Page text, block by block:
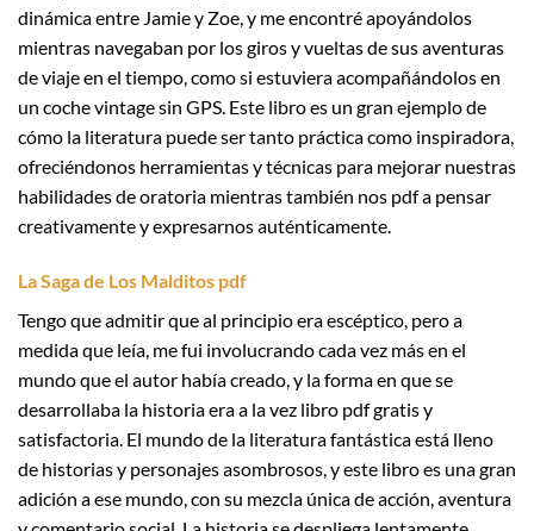
dinámica entre Jamie y Zoe, y me encontré apoyándolos
mientras navegaban por los giros y vueltas de sus aventuras
de viaje en el tiempo, como si estuviera acompañándolos en
un coche vintage sin GPS. Este libro es un gran ejemplo de
cómo la literatura puede ser tanto práctica como inspiradora,
ofreciéndonos herramientas y técnicas para mejorar nuestras
habilidades de oratoria mientras también nos pdf a pensar
creativamente y expresarnos auténticamente.
La Saga de Los Malditos pdf
Tengo que admitir que al principio era escéptico, pero a
medida que leía, me fui involucrando cada vez más en el
mundo que el autor había creado, y la forma en que se
desarrollaba la historia era a la vez libro pdf gratis y
satisfactoria. El mundo de la literatura fantástica está lleno
de historias y personajes asombrosos, y este libro es una gran
adición a ese mundo, con su mezcla única de acción, aventura